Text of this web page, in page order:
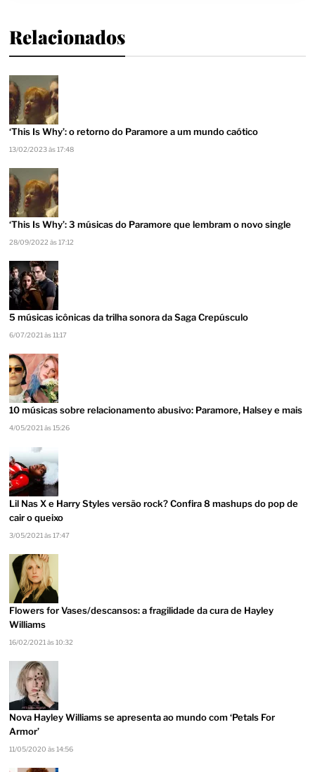
Relacionados
‘This Is Why’: o retorno do Paramore a um mundo caótico
13/02/2023 às 17:48
‘This Is Why’: 3 músicas do Paramore que lembram o novo single
28/09/2022 às 17:12
5 músicas icônicas da trilha sonora da Saga Crepúsculo
6/07/2021 às 11:17
10 músicas sobre relacionamento abusivo: Paramore, Halsey e mais
4/05/2021 às 15:26
Lil Nas X e Harry Styles versão rock? Confira 8 mashups do pop de
cair o queixo
3/05/2021 às 17:47
Flowers for Vases/descansos: a fragilidade da cura de Hayley
Williams
16/02/2021 às 10:32
Nova Hayley Williams se apresenta ao mundo com ‘Petals For
Armor’
11/05/2020 às 14:56